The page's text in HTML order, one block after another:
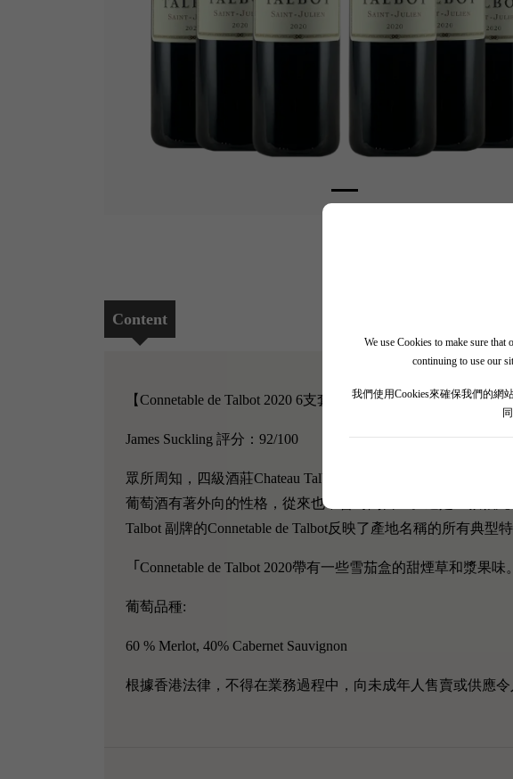
We use Cookies to make sure
continuing to use our
我們使用Cookies來確保我們的網
Content
【Connetable de Talbot 2020 6支套裝】
James Suckling 評分：92/100
眾所周知，四級酒莊Chateau Talbot 是陳年潛力的冠軍。但
葡萄酒有著外向的性格，從來也不會封閉自己。這是一款很
Talbot 副牌的Connetable de Talbot反映了產地名稱的所有典
「 Connetable de Talbot 2020帶有一些雪茄盒的甜煙草和漿果
葡萄品種:
60 % Merlot, 40% Cabernet Sauvignon
根據香港法律，不得在業務過程中，向未成年人售賣或供應令